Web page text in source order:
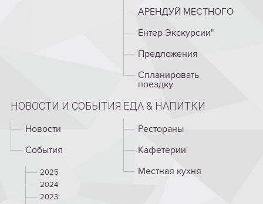
АРЕНДУЙ МЕСТНОГО
Ентер Экскурсии"
Предложения
Спланировать
поездку
НОВОСТИ И СОБЫТИЯ
Новости
Cобытия
2025
2024
2023
EДА & НАПИТКИ
Рестораны
Кафетерии
Местная кухня